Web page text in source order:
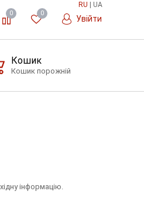
RU UA
0 0
Увійти
Кошик
Кошик порожній
інформацію.